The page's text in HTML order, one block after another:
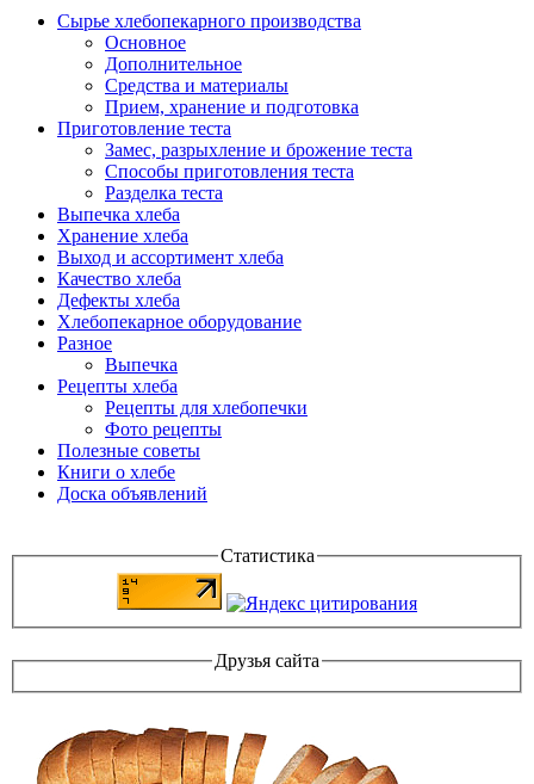
Сырье хлебопекарного производства
Основное
Дополнительное
Средства и материалы
Прием, хранение и подготовка
Приготовление теста
Замес, разрыхление и брожение теста
Способы приготовления теста
Разделка теста
Выпечка хлеба
Хранение хлеба
Выход и ассортимент хлеба
Качество хлеба
Дефекты хлеба
Хлебопекарное оборудование
Разное
Выпечка
Рецепты хлеба
Рецепты для хлебопечки
Фото рецепты
Полезные советы
Книги о хлебе
Доска объявлений
Статистика
Друзья сайта